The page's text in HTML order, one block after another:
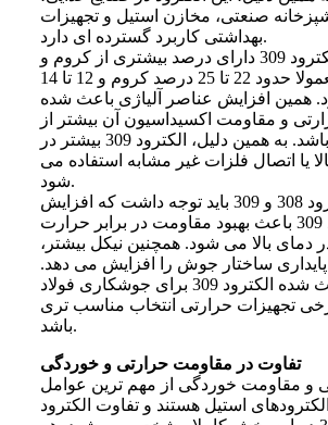
صنعتی، مخازن استیل و تجهیزات
بهداشتی کاربرد گسترده ای دارد.
در مقابل، الکترود 309 دارای درصد بیشتری از کروم و
نیکل است و معمولا حدود 22 تا 25 درصد کروم و 12 تا 14
همین افزایش عناصر آلیاژی باعث شده
و مقاومت اکسیداسیون آن بیشتر از
الکترود 308 باشد. به همین دلیل، الکترود 309 بیشتر در
یا اتصال فلزات غیر مشابه استفاده می
شود.
در مقایسه الکترود 308 و 309 باید توجه داشت که افزایش
کروم در الکترود 309 باعث بهبود مقاومت در برابر حرارت
دمای بالا می شود. همچنین نیکل بیشتر،
ساختار جوش را افزایش می دهد.
این ویژگی ها باعث شده الکترود 309 برای جوشکاری فولاد
تجهیزات حرارتی انتخاب مناسب تری
باشد.
تفاوت در مقاومت حرارتی و خوردگی
و مقاومت خوردگی از مهم ترین عوامل
استیل هستند و تفاوت الکترود